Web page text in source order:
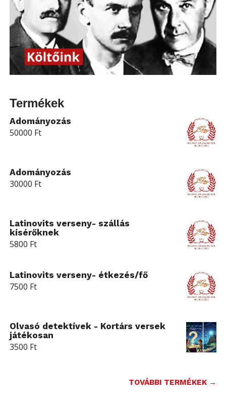
Termékek
Adományozás
50000 Ft
Adományozás
30000 Ft
Latinovits verseny- szállás
kísérőknek
5800 Ft
Latinovits verseny- étkezés/fő
7500 Ft
Olvasó detektívek - Kortárs versek
játékosan
3500 Ft
TOVÁBBI TERMÉKEK →